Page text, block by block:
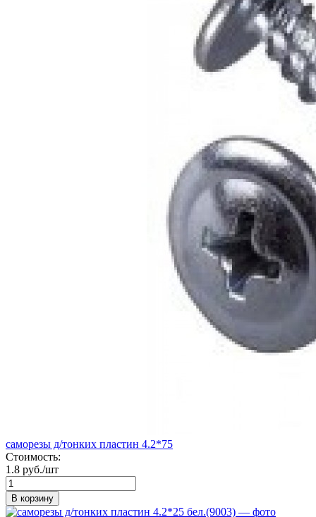
саморезы д/тонких пластин 4.2*75
Стоимость:
1.8 руб./шт
В корзину